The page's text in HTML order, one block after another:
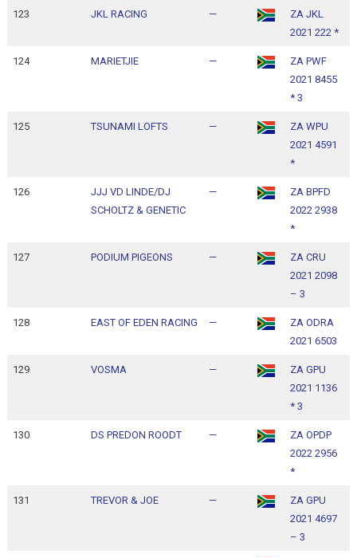
123 JKL RACING —
ZA JKL
2021 222 *
124 MARIETJIE —
ZA PWF
2021 8455
* 3
125 TSUNAMI LOFTS —
ZA WPU
2021 4591
*
126
JJJ VD LINDE/DJ
SCHOLTZ & GENETIC
—
ZA BPFD
2022 2938
*
127 PODIUM PIGEONS —
ZA CRU
2021 2098
– 3
128 EAST OF EDEN RACING —
ZA ODRA
2021 6503
129 VOSMA —
ZA GPU
2021 1136
* 3
130 DS PREDON ROODT —
ZA OPDP
2022 2956
*
131 TREVOR & JOE —
ZA GPU
2021 4697
– 3